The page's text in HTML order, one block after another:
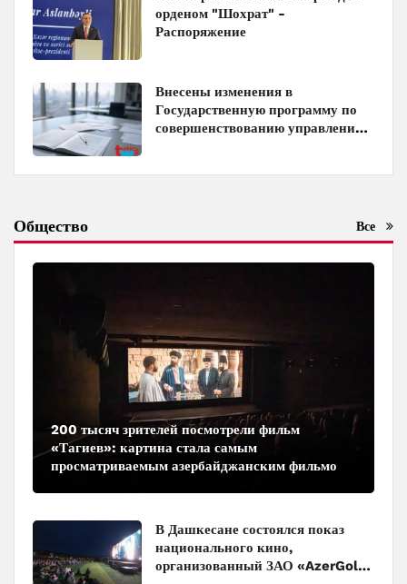
орденом "Шохрат" -
Распоряжение
Внесены изменения в
Государственную программу по
совершенствованию управления
Общество Все
200 тысяч зрителей посмотрели фильм
«Тагиев»: картина стала самым
просматриваемым азербайджанским фильмом
В Дашкесане состоялся показ
национального кино,
организованный ЗАО «AzerGold»